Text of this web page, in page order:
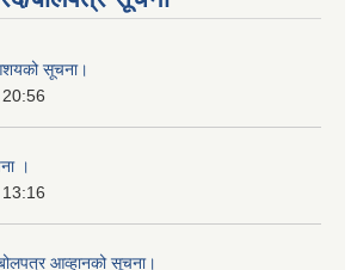
सूचना।
।
आव्हानको सूचना।